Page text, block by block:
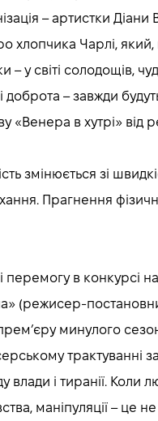
– артистки Діани
хлопчика Чарлі,
у світі солодощів,
– завжди
«Венера в хутрі»
змінюється зі
Прагнення
в конкурсі на
(режисер-
минулого
трактуванні
і тиранії. Коли
маніпуляції – це